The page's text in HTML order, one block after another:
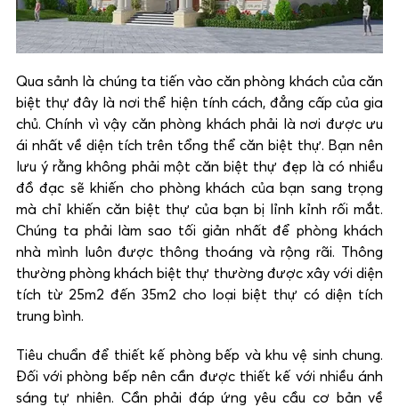
Qua sảnh là chúng ta tiến vào căn phòng khách của căn
biệt thự đây là nơi thể hiện tính cách, đẳng cấp của gia
chủ. Chính vì vậy căn phòng khách phải là nơi được ưu
ái nhất về diện tích trên tổng thể căn biệt thự. Bạn nên
lưu ý rằng không phải một căn biệt thự đẹp là có nhiều
đồ đạc sẽ khiến cho phòng khách của bạn sang trọng
mà chỉ khiến căn biệt thự của bạn bị lỉnh kỉnh rối mắt.
Chúng ta phải làm sao tối giản nhất để phòng khách
nhà mình luôn được thông thoáng và rộng rãi. Thông
thường phòng khách biệt thự thường được xây với diện
tích từ 25m2 đến 35m2 cho loại biệt thự có diện tích
trung bình.
Tiêu chuẩn để thiết kế phòng bếp và khu vệ sinh chung.
Đối với phòng bếp nên cần được thiết kế với nhiều ánh
sáng tự nhiên. Cần phải đáp ứng yêu cầu cơ bản về